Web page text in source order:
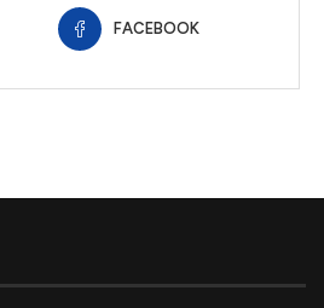
FACEBOOK